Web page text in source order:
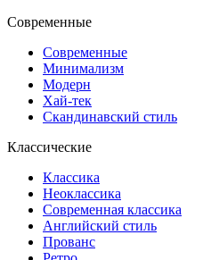
Современные
Современные
Минимализм
Модерн
Хай-тек
Скандинавский стиль
Классические
Классика
Неоклассика
Современная классика
Английский стиль
Прованс